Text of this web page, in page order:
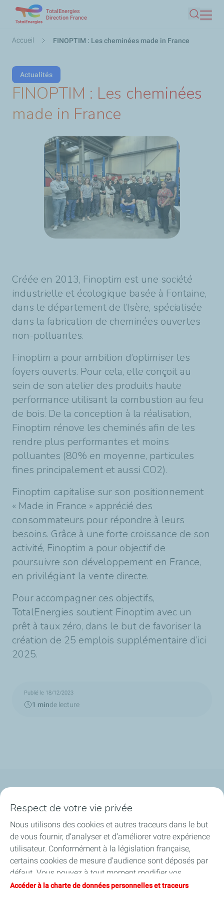
contenu
TotalEnergies
Direction France
Fil
Accueil FINOPTIM : Les cheminées made in France
Actualités
FINOPTIM : Les cheminées
made in France
Créée en 2013, Finoptim est une société
industrielle et écologique basée à Fontaine,
dans le département de l’Isère, spécialisée
dans la fabrication de cheminées ouvertes
non-polluantes.
Finoptim a pour ambition d’optimiser les
foyers ouverts. Pour cela, elle conçoit au
sein de son atelier des produits haute
performance utilisant la combustion au feu
de bois. De la conception à la réalisation,
Finoptim rénove les cheminés afin de les
rendre plus performantes et moins
polluantes (80% en moyenne, particules
fines principalement et aussi CO2).
Finoptim capitalise sur son positionnement
« Made in France » apprécié des
consommateurs pour répondre à leurs
besoins. Grâce à une forte croissance de son
activité, Finoptim a pour objectif de
poursuivre son développement en France,
en privilégiant la vente directe.
Pour accompagner ces objectifs,
TotalEnergies soutient Finoptim avec un
prêt à taux zéro, dans le but de favoriser la
création de 25 emplois supplémentaire d’ici
2025.
Publié le 18/12/2023
1 minde lecture
Notre ancrage territorial
Financer les entreprises
Soutenir les projets industriels
Accompagner à l'international
Respect de votre vie privée
Nous utilisons des cookies et autres traceurs dans le but
de vous fournir, d’analyser et d’améliorer votre expérience
utilisateur. Conformément à la législation française,
certains cookies de mesure d'audience sont déposés par
défaut. Vous pouvez à tout moment modifier vos
paramètres de cookies en cliquant sur le bouton « Gérer
Accéder à la charte de données personnelles et traceurs